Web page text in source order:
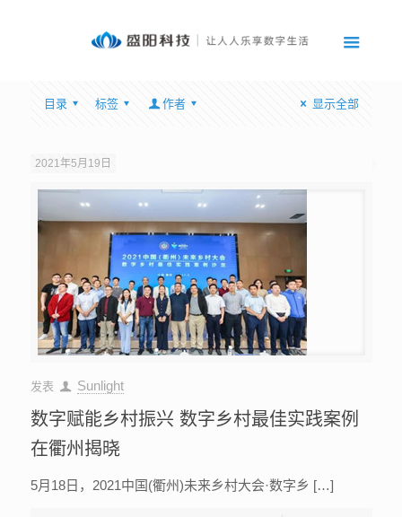
目录 标签 作者 显示全部
2021年5月19日
发表 Sunlight
数字赋能乡村振兴 数字乡村最佳实践案例
在衢州揭晓
5月18日，2021中国(衢州)未来乡村大会·数字乡 […]